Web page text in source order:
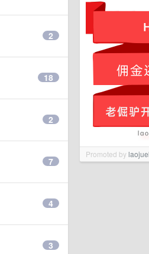
Promoted by
2
18
2
7
4
3